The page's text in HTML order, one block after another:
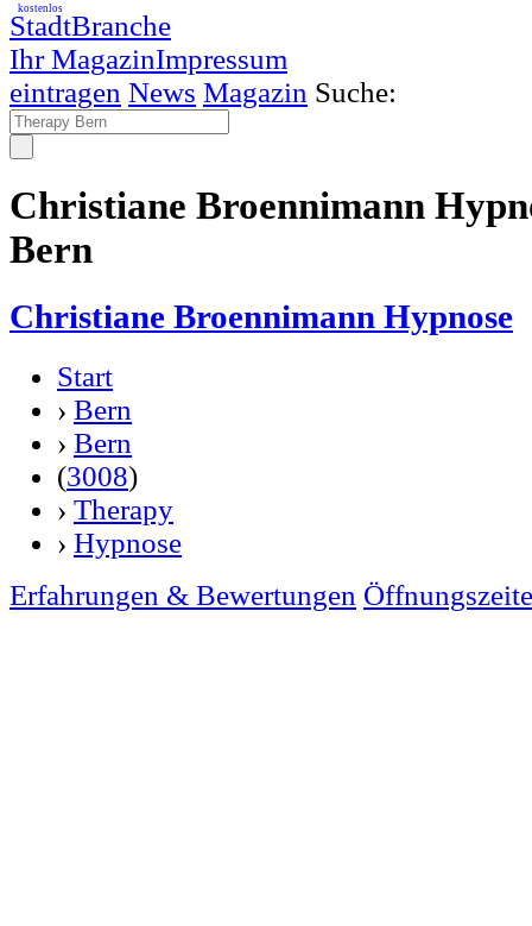
StadtBranche
Ihr MagazinImpressum
kostenlos
eintragen News Magazin Suche:
Christiane Broennimann
Bern
Christiane Broennimann Hypnose
Start
› Bern
› Bern
(3008)
› Therapy
› Hypnose
Erfahrungen & Bewertungen